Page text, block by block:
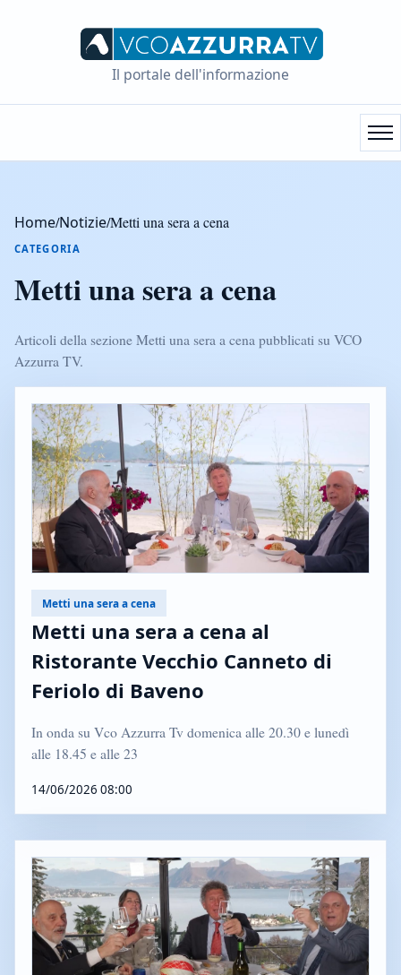
Il portale dell'informazione
Home/Notizie/Metti una sera a cena
CATEGORIA
Metti una sera a cena
Articoli della sezione Metti una sera a cena pubblicati su VCO
Azzurra TV.
Metti una sera a cena
Metti una sera a cena al
Ristorante Vecchio Canneto di
Feriolo di Baveno
In onda su Vco Azzurra Tv domenica alle 20.30 e lunedì
alle 18.45 e alle 23
14/06/2026 08:00